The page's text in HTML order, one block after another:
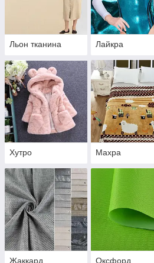
Льон тканина Лайкра
Хутро Махра
Жаккард Оксфорд